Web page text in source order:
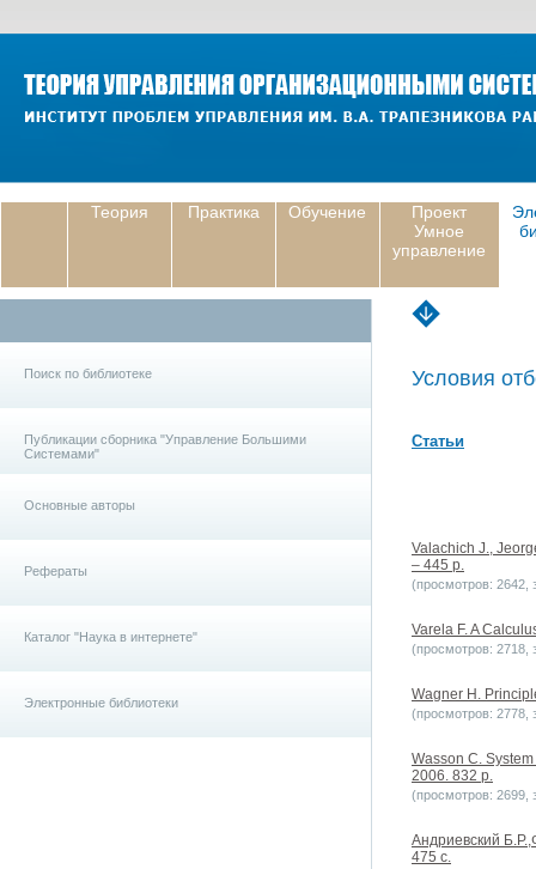
Теория Практика Обучение
Проект
Умное
управление
Поиск по библиотеке
Публикации сборника "Управление Большими
Системами"
Основные авторы
Рефераты
Каталог "Наука в интернете"
Электронные библиотеки
Условия
Статьи
Valachich J.,
– 445 p.
(просмотров: 2642,
Varela F. A
(просмотров: 2718,
Wagner H.
(просмотров: 2778,
Wasson C.
2006. 832 p.
(просмотров: 2699,
Андриевский
475 с.